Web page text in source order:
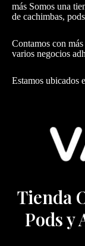
más Somos una
de cachimbas,
Contamos con
varios negocios
Estamos ubicados
Tienda
Pods y